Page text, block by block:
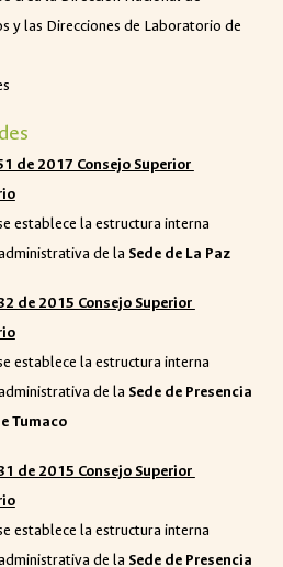
y las Direcciones de Laboratorio de
de 2017 Consejo Superior
establece la estructura interna
de la Sede de La Paz
de 2015 Consejo Superior
establece la estructura interna
de la Sede de Presencia
Tumaco
de 2015 Consejo Superior
establece la estructura interna
de la Sede de Presencia